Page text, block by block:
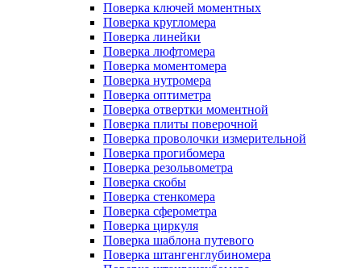
Поверка ключей моментных
Поверка кругломера
Поверка линейки
Поверка люфтомера
Поверка моментомера
Поверка нутромера
Поверка оптиметра
Поверка отвертки моментной
Поверка плиты поверочной
Поверка проволочки измерительной
Поверка прогибомера
Поверка резольвометра
Поверка скобы
Поверка стенкомера
Поверка сферометра
Поверка циркуля
Поверка шаблона путевого
Поверка штангенглубиномера